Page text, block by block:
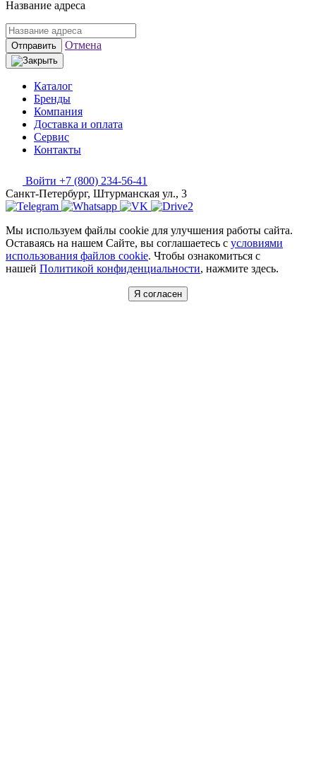
Название адреса
Отправить Отмена
Каталог
Бренды
Компания
Доставка и оплата
Сервис
Контакты
Войти +7 (800) 234-56-41
Санкт-Петербург, Штурманская ул., 3
Мы используем файлы cookie для улучшения работы сайта.
Оставаясь на нашем Сайте, вы соглашаетесь с условиями
использования файлов cookie. Чтобы ознакомиться с
нашей Политикой конфиденциальности, нажмите здесь.
Я согласен